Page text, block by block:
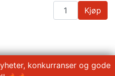
Kjøp
konkurranser og gode